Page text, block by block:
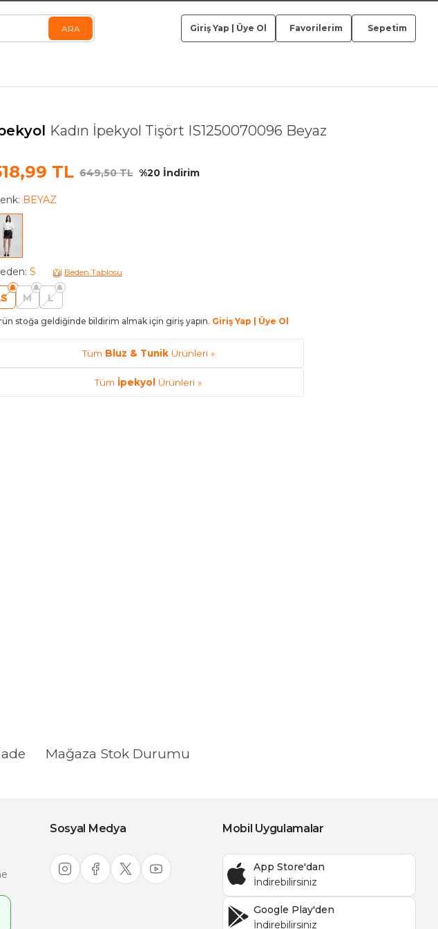
Giriş Yap Üye Ol Favorilerim Sepetim
Kadın İpekyol Tişört IS1250070096 Beyaz
TL 649,50 TL %20 İndirim
BEYAZ
: S Beden Tablosu
S M L
stoğa geldiğinde bildirim almak için giriş yapın. Giriş Yap | Üye Ol
Tüm Bluz & TunikÜrünleri »
Tüm İpekyol Ürünleri »
Mağaza Stok Durumu
Sosyal Medya Mobil Uygulamalar
App Store'dan
Google Play'den